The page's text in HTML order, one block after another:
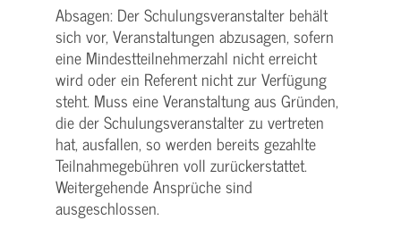
Absagen: Der Schulungs­veranstalter behält
sich vor, Veranstaltungen abzusagen, sofern
eine Mindest­teilnehmerzahl nicht erreicht
wird oder ein Referent nicht zur Verfügung
steht. Muss eine Veranstaltung aus Gründen,
die der Schulungs­veranstalter zu vertreten
hat, ausfallen, so werden bereits gezahlte
Teilnahme­gebühren voll zurückerstattet.
Weitergehende Ansprüche sind
ausgeschlossen.